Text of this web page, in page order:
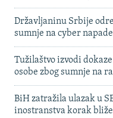
Državljaninu Srbije
sumnje na cyber napade
Tužilaštvo izvodi
osobe zbog sumnje na
BiH zatražila ulazak u
inostranstva korak